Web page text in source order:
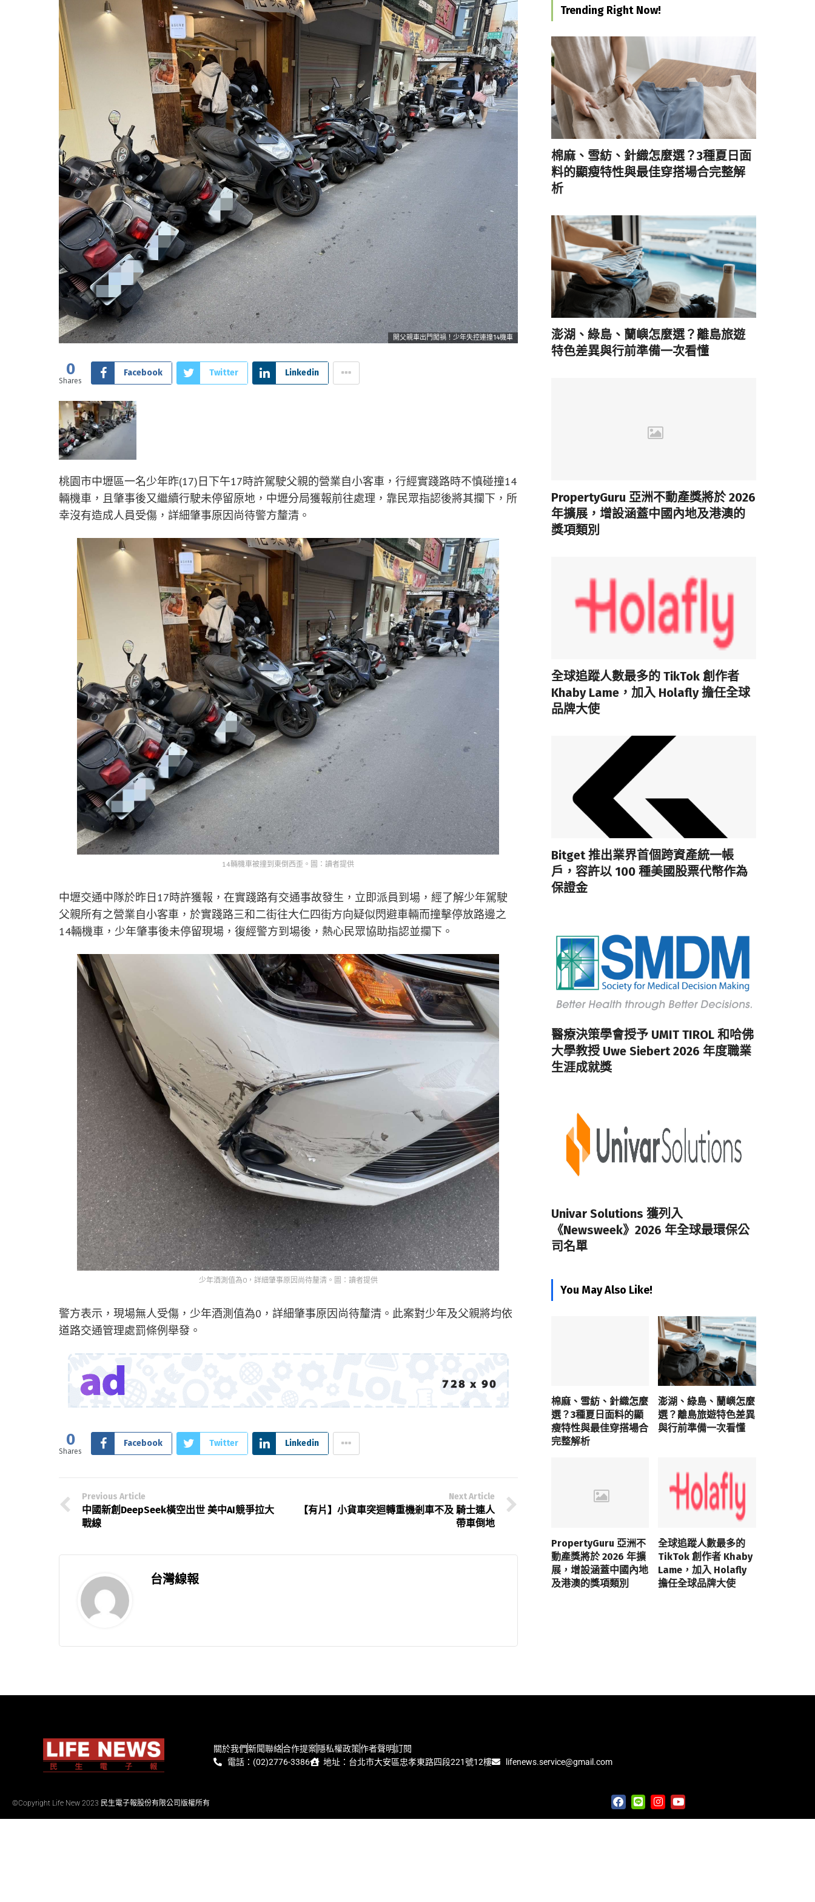
開父親車出門闖禍！少年失控連撞14機車
0
Shares
Facebook Twitter Linkedin
桃園市中壢區一名少年昨(17)日下午17時許駕駛父親的營業自小客車，行經實踐路時不慎碰撞14
輛機車，且肇事後又繼續行駛未停留原地，中壢分局獲報前往處理，靠民眾指認後將其攔下，所
幸沒有造成人員受傷，詳細肇事原因尚待警方釐清。
14輛機車被撞到東倒西歪。圖：讀者提供
中壢交通中隊於昨日17時許獲報，在實踐路有交通事故發生，立即派員到場，經了解少年駕駛
父親所有之營業自小客車，於實踐路三和二街往大仁四街方向疑似閃避車輛而撞擊停放路邊之
14輛機車，少年肇事後未停留現場，復經警方到場後，熱心民眾協助指認並攔下。
少年酒測值為0，詳細肇事原因尚待釐清。圖：讀者提供
警方表示，現場無人受傷，少年酒測值為0，詳細肇事原因尚待釐清。此案對少年及父親將均依
道路交通管理處罰條例舉發。
0
Shares
Facebook Twitter Linkedin
Previous Article
中國新創DeepSeek橫空出世 美中AI競爭拉大
戰線
Next Article
【有片】小貨車突迴轉重機剎車不及 騎士連人
帶車倒地
台灣線報
Trending Right Now!
棉麻、雪紡、針織怎麼選？3種夏日面
料的顯瘦特性與最佳穿搭場合完整解
析
澎湖、綠島、蘭嶼怎麼選？離島旅遊
特色差異與行前準備一次看懂
PropertyGuru 亞洲不動產獎將於 2026
年擴展，增設涵蓋中國內地及港澳的
獎項類別
全球追蹤人數最多的 TikTok 創作者
Khaby Lame，加入 Holafly 擔任全球
品牌大使
Bitget 推出業界首個跨資產統一帳
戶，容許以 100 種美國股票代幣作為
保證金
醫療決策學會授予 UMIT TIROL 和哈佛
大學教授 Uwe Siebert 2026 年度職業
生涯成就獎
Univar Solutions 獲列入
《Newsweek》2026 年全球最環保公
司名單
You May Also Like!
棉麻、雪紡、針織怎麼
選？3種夏日面料的顯
瘦特性與最佳穿搭場合
完整解析
澎湖、綠島、蘭嶼怎麼
選？離島旅遊特色差異
與行前準備一次看懂
PropertyGuru 亞洲不
動產獎將於 2026 年擴
展，增設涵蓋中國內地
及港澳的獎項類別
全球追蹤人數最多的
TikTok 創作者 Khaby
Lame，加入 Holafly
擔任全球品牌大使
關於我們新聞聯絡合作提案隱私權政策作者聲明訂閱
電話：(02)2776-3386
地址：台北市大安區忠孝東路四段221號12樓 lifenews.service@gmail.com
©Copyright Life New 2023 民生電子報股份有限公司版權所有